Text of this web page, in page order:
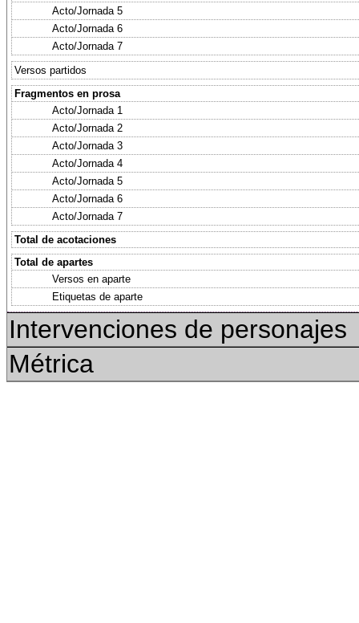
Acto/Jornada 5
Acto/Jornada 6
Acto/Jornada 7
Versos partidos
Fragmentos en prosa
Acto/Jornada 1
Acto/Jornada 2
Acto/Jornada 3
Acto/Jornada 4
Acto/Jornada 5
Acto/Jornada 6
Acto/Jornada 7
Total de acotaciones
Total de apartes
Versos en aparte
Etiquetas de aparte
Intervenciones de personajes
Métrica